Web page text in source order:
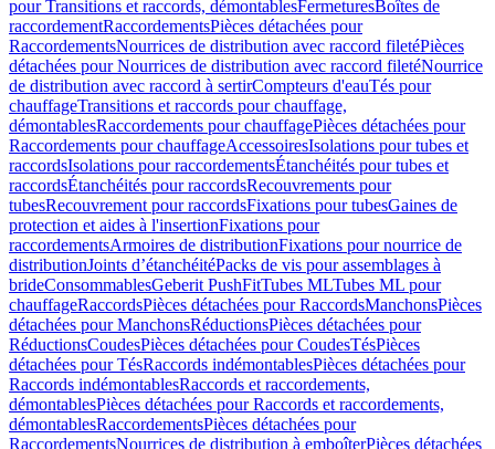
pour Transitions et raccords, démontablesFermeturesBoîtes de
raccordementRaccordementsPièces détachées pour
RaccordementsNourrices de distribution avec raccord filetéPièces
détachées pour Nourrices de distribution avec raccord filetéNourrice
de distribution avec raccord à sertirCompteurs d'eauTés pour
chauffageTransitions et raccords pour chauffage,
démontablesRaccordements pour chauffagePièces détachées pour
Raccordements pour chauffageAccessoiresIsolations pour tubes et
raccordsIsolations pour raccordementsÉtanchéités pour tubes et
raccordsÉtanchéités pour raccordsRecouvrements pour
tubesRecouvrement pour raccordsFixations pour tubesGaines de
protection et aides à l'insertionFixations pour
raccordementsArmoires de distributionFixations pour nourrice de
distributionJoints d’étanchéitéPacks de vis pour assemblages à
brideConsommablesGeberit PushFitTubes MLTubes ML pour
chauffageRaccordsPièces détachées pour RaccordsManchonsPièces
détachées pour ManchonsRéductionsPièces détachées pour
RéductionsCoudesPièces détachées pour CoudesTésPièces
détachées pour TésRaccords indémontablesPièces détachées pour
Raccords indémontablesRaccords et raccordements,
démontablesPièces détachées pour Raccords et raccordements,
démontablesRaccordementsPièces détachées pour
RaccordementsNourrices de distribution à emboîterPièces détachées